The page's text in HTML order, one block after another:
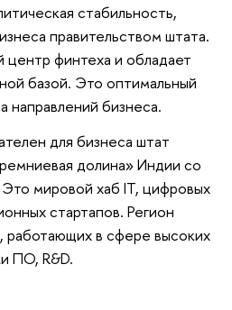
стабильность,
правительством штата.
центр финтеха и обладает
базой. Это оптимальный
направлений бизнеса.
для бизнеса штат
долина» Индии со
мировой хаб IT, цифровых
стартапов. Регион
работающих в сфере высоких
ПО, R&D.